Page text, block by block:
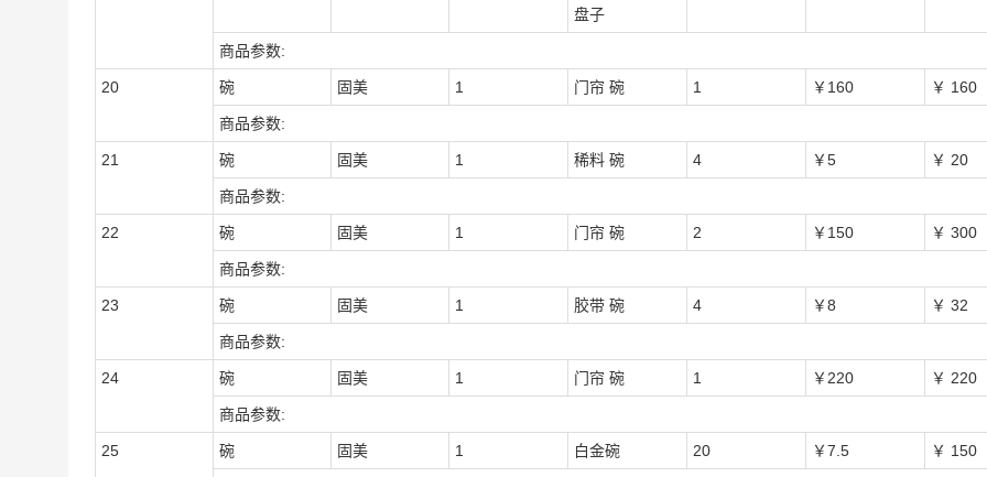
盘子
商品参数:
20 碗 固美 1 门帘 碗 1 ￥160 ￥ 160
商品参数:
21 碗 固美 1 稀料 碗 4 ￥5 ￥ 20
商品参数:
22 碗 固美 1 门帘 碗 2 ￥150 ￥ 300
商品参数:
23 碗 固美 1 胶带 碗 4 ￥8 ￥ 32
商品参数:
24 碗 固美 1 门帘 碗 1 ￥220 ￥ 220
商品参数:
25 碗 固美 1 白金碗 20 ￥7.5 ￥ 150